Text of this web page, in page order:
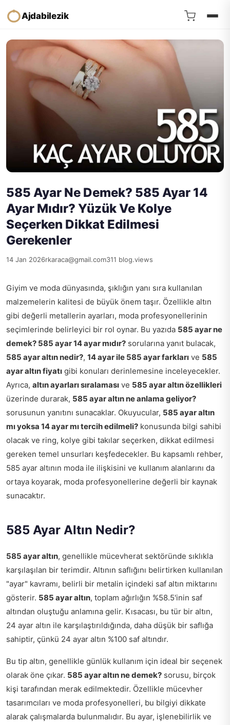
Ajdabilezik
585 Ayar Ne Demek? 585 Ayar 14
Ayar Mıdır? Yüzük Ve Kolye
Seçerken Dikkat Edilmesi
Gerekenler
14 Jan 2026rkaraca@gmail.com311 blog.views
Giyim ve moda dünyasında, şıklığın yanı sıra kullanılan
malzemelerin kalitesi de büyük önem taşır. Özellikle altın
gibi değerli metallerin ayarları, moda profesyonellerinin
seçimlerinde belirleyici bir rol oynar. Bu yazıda 585 ayar ne
demek? 585 ayar 14 ayar mıdır? sorularına yanıt bulacak,
585 ayar altın nedir?, 14 ayar ile 585 ayar farkları ve 585
ayar altın fiyatı gibi konuları derinlemesine inceleyecekler.
Ayrıca, altın ayarları sıralaması ve 585 ayar altın özellikleri
üzerinde durarak, 585 ayar altın ne anlama geliyor?
sorusunun yanıtını sunacaklar. Okuyucular, 585 ayar altın
mı yoksa 14 ayar mı tercih edilmeli? konusunda bilgi sahibi
olacak ve ring, kolye gibi takılar seçerken, dikkat edilmesi
gereken temel unsurları keşfedecekler. Bu kapsamlı rehber,
585 ayar altının moda ile ilişkisini ve kullanım alanlarını da
ortaya koyarak, moda profesyonellerine değerli bir kaynak
sunacaktır.
585 Ayar Altın Nedir?
585 ayar altın, genellikle mücevherat sektöründe sıklıkla
karşılaşılan bir terimdir. Altının saflığını belirtirken kullanılan
"ayar" kavramı, belirli bir metalin içindeki saf altın miktarını
gösterir. 585 ayar altın, toplam ağırlığın %58.5'inin saf
altından oluştuğu anlamına gelir. Kısacası, bu tür bir altın,
24 ayar altın ile karşılaştırıldığında, daha düşük bir saflığa
sahiptir, çünkü 24 ayar altın %100 saf altındır.
Bu tip altın, genellikle günlük kullanım için ideal bir seçenek
olarak öne çıkar. 585 ayar altın ne demek? sorusu, birçok
kişi tarafından merak edilmektedir. Özellikle mücevher
tasarımcıları ve moda profesyonelleri, bu bilgiyi dikkate
alarak çalışmalarda bulunmalıdır. Bu ayar, işlenebilirlik ve